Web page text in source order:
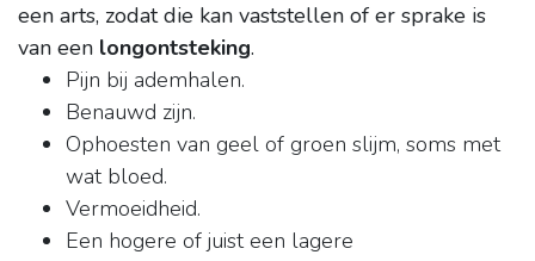
een arts, zodat die kan vaststellen of er sprake is
van een longontsteking.
Pijn bij ademhalen.
Benauwd zijn.
Ophoesten van geel of groen slijm, soms met
wat bloed.
Vermoeidheid.
Een hogere of juist een lagere